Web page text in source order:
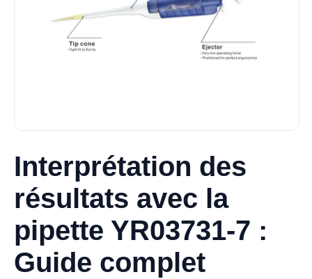
Interprétation des
résultats avec la
pipette YR03731-7 :
Guide complet